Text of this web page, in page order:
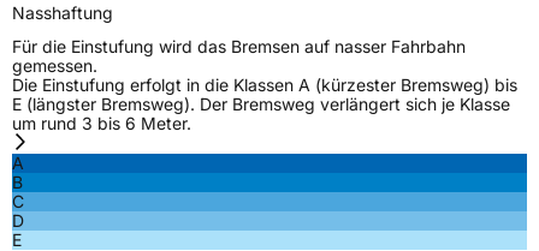
Felgenschutz
EU Label
Effizienz
Nasshaftung
Für die Einstufung wird das Bremsen auf nasser Fahrbahn
gemessen.
Die Einstufung erfolgt in die Klassen A (kürzester Bremsweg) bis
E (längster Bremsweg). Der Bremsweg verlängert sich je Klasse
um rund 3 bis 6 Meter.
A
B
C
D
E